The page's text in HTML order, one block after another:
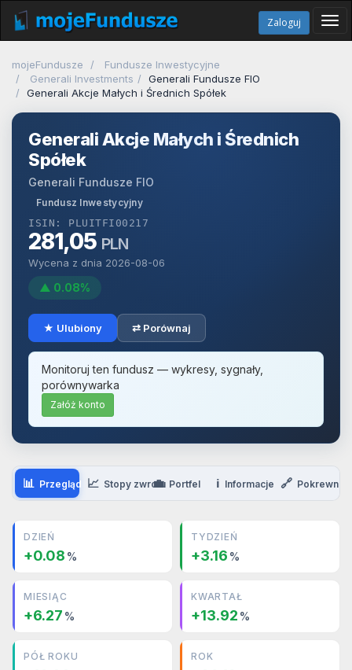
Zaloguj
mojeFundusze
Fundusze Inwestycyjne
Generali Investments
Generali Fundusze FIO
Generali Akcje Małych i Średnich Spółek
Generali Akcje Małych i Średnich
Spółek
Generali Fundusze FIO
Fundusz Inwestycyjny
ISIN: PLUITFI00217
281,05 PLN
Wycena z dnia 2026-08-06
▲ 0.08%
★ Ulubiony ⇄ Porównaj
Monitoruj ten fundusz — wykresy, sygnały,
porównywarka
Załóż konto
📊 Przegląd 📈 Stopy zwrotu
💼 Portfel ℹ️ Informacje 🔗 Pokrewne
DZIEŃ
+0.08 %
TYDZIEŃ
+3.16 %
MIESIĄC
+6.27 %
KWARTAŁ
+13.92 %
PÓŁ ROKU ROK